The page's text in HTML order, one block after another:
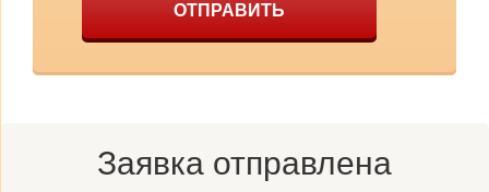
ОТПРАВИТЬ
Заявка отправлена